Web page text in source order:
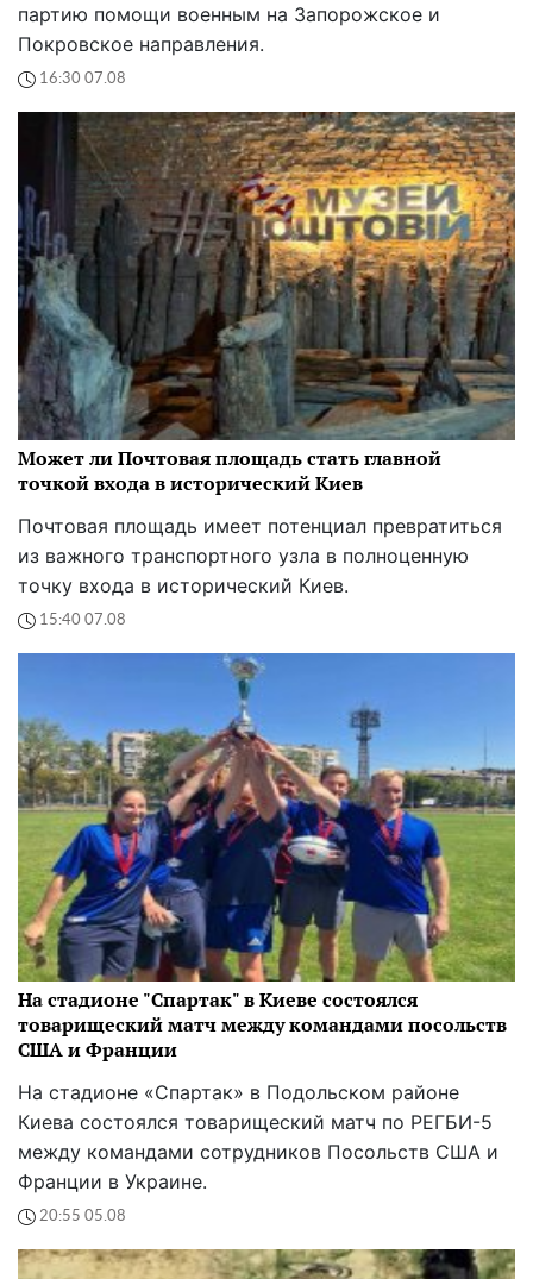
партию помощи военным на Запорожское и
Покровское направления.
16:30 07.08
Может ли Почтовая площадь стать главной
точкой входа в исторический Киев
Почтовая площадь имеет потенциал превратиться
из важного транспортного узла в полноценную
точку входа в исторический Киев.
15:40 07.08
На стадионе "Спартак" в Киеве состоялся
товарищеский матч между командами посольств
США и Франции
На стадионе «Спартак» в Подольском районе
Киева состоялся товарищеский матч по РЕГБИ-5
между командами сотрудников Посольств США и
Франции в Украине.
20:55 05.08